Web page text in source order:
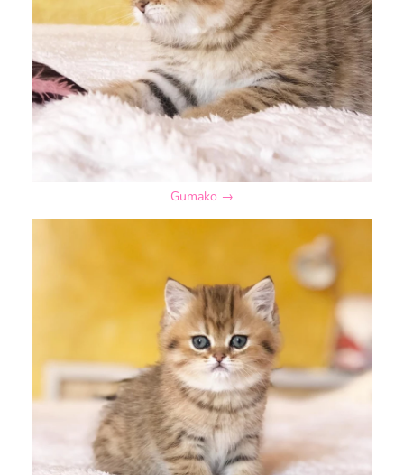
Gumako →